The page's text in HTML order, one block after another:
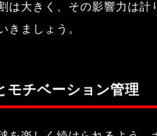
は大きく、その影響力は
きましょう。
モチベーション管理